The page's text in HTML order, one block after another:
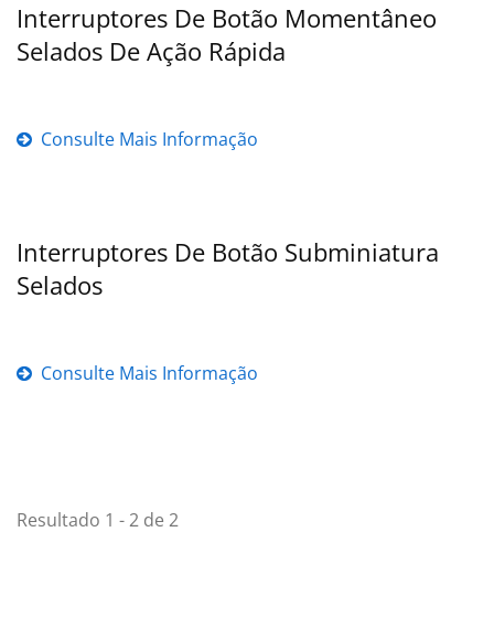
Interruptores De Botão Momentâneo
Selados De Ação Rápida
Consulte Mais Informação
Interruptores De Botão Subminiatura
Selados
Consulte Mais Informação
Resultado 1 - 2 de 2